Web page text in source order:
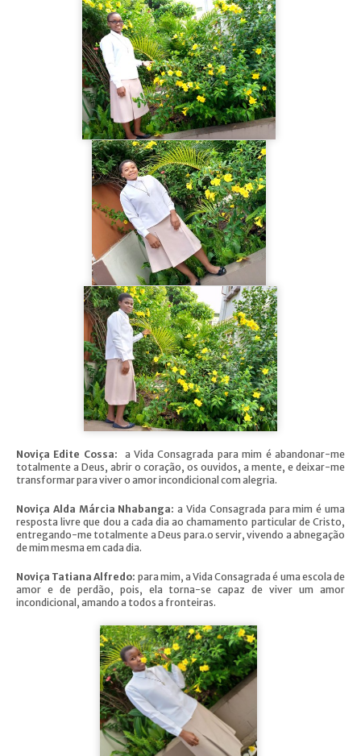
Noviça Edite Cossa:
a Vida Consagrada para mim é abandonar-me
totalmente a Deus, abrir o coração, os ouvidos, a mente, e deixar-me
transformar para viver o amor incondicional com alegria.
Noviça Alda Márcia Nhabanga:a Vida Consagrada para mim é uma
resposta livre que dou a cada dia ao chamamento particular de Cristo,
entregando-me totalmente a Deus para.o servir, vivendo a abnegação
de mim mesma em cada dia.
Noviça Tatiana Alfredo: para mim, a Vida Consagrada é uma escola de
amor e de perdão, pois, ela torna-se capaz de viver um amor
incondicional, amando a todos a fronteiras.